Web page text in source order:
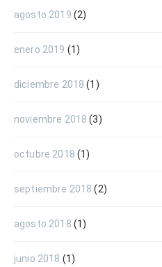
agosto 2019 (2)
enero 2019 (1)
diciembre 2018 (1)
noviembre 2018 (3)
octubre 2018 (1)
septiembre 2018 (2)
agosto 2018 (1)
junio 2018 (1)